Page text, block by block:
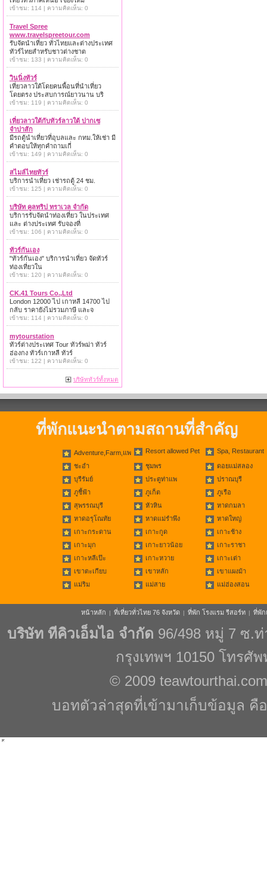
เข้าชม: 114 | ความคิดเห็น: 0
Travel Spree
www.travelspreetour.com
รับจัดนำเที่ยว ทั่วไทยและต่างประเทศ
ทัวร์ไทยสำหรับชาวต่างชาต
เข้าชม: 133 | ความคิดเห็น: 0
วินนิ่งทัวร์
เที่ยวลาวใต้โดยคนพื้อนที่นำเที่ยว
โดยตรง ประสบการณ์ยาวนาน บริ
เข้าชม: 119 | ความคิดเห็น: 0
เที่ยวลาวใต้กับทัวร์ลาวใต้ ปากเซ
จำปาสัก
มีรถตู้นำเที่ยวที่อุบลและ กทม.ให้เช่า มี
คำตอบให้ทุกคำถามเกี่
เข้าชม: 149 | ความคิดเห็น: 0
สไมล์ไทยทัวร์
บริการนำเที่ยว เช่ารถตู้ 24 ชม.
เข้าชม: 125 | ความคิดเห็น: 0
บริษัท คูลทริป ทราเวล จำกัด
บริการรับจัดนำท่องเที่ยว ในประเทศ
และ ต่างประเทศ รับจองที่
เข้าชม: 106 | ความคิดเห็น: 0
ทัวร์กันเอง
"ทัวร์กันเอง" บริการนำเที่ยว จัดทัวร์
ท่องเที่ยวใน
เข้าชม: 120 | ความคิดเห็น: 0
CK.41 Tours Co.,Ltd
London 12000 ไป เกาหลี 14700 ไป
กลับ ราคายังไม่รวมภาษี และจ
เข้าชม: 114 | ความคิดเห็น: 0
mytourstation
ทัวร์ต่างประเทศ Tour ทัวร์พม่า ทัวร์
ฮ่องกง ทัวร์เกาหลี ทัวร์
เข้าชม: 122 | ความคิดเห็น: 0
บริษัททัวร์ทั้งหมด
ที่พักแนะนำตามสถานที่สำคัญ
Adventure,Farm,แพ Resort allowed Pet Spa, Restaurant
ชะอำ ชุมพร
ดอยแม่สลอง
บุรีรัมย์
ประตูท่าแพ
ปราณบุรี
ภูชี้ฟ้า
ภูเก็ต
ภูเรือ
สุพรรณบุรี
หัวหิน
หาดกมลา
หาดอรุโณทัย
หาดแม่รำพึง
หาดใหญ่
เกาะกระดาน
เกาะกูด
เกาะช้าง
เกาะมุก
เกาะยาวน้อย
เกาะราชา
เกาะหลีเป๊ะ
เกาะหวาย
เกาะเต่า
เขาตะเกียบ
เขาหลัก
เขาแผงม้า
แม่ริม
แม่สาย แม่ฮ่องสอน
หน้าหลัก | ที่เที่ยวทั่วไทย 76 จังหวัด | ที่พัก โรงแรม รีสอร์ท | ที่พัก
บริษัท ทีคิวเอ็มไอ จำกัด 96/498 หมู่ 7 ซ.
กรุงเทพฯ 10150 โทรศั
© 2009 teawtourthai.com
บอทตัวล่าสุดที่เข้ามาเก็บข้อมูล คือ